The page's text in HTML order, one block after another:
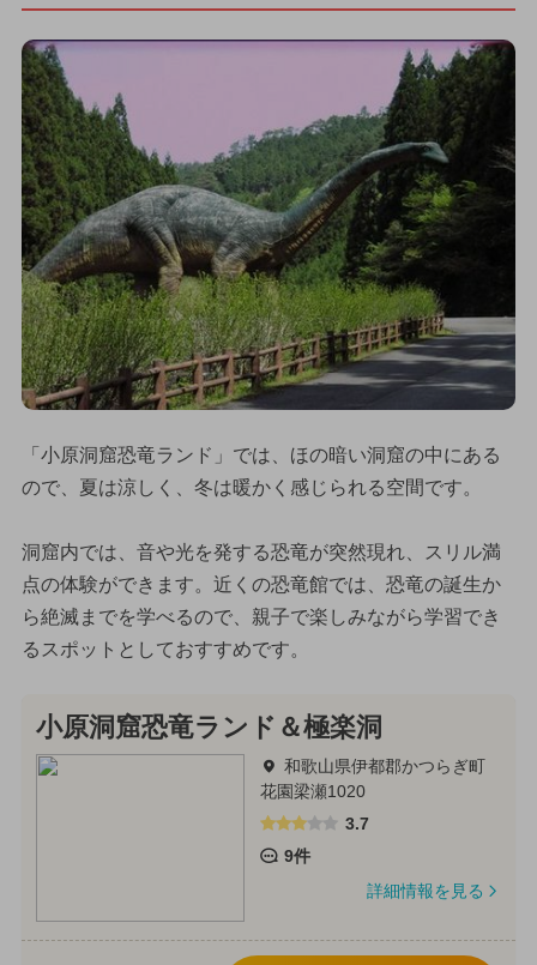
「小原洞窟恐竜ランド」では、ほの暗い洞窟の中にある
ので、夏は涼しく、冬は暖かく感じられる空間です。
洞窟内では、音や光を発する恐竜が突然現れ、スリル満
点の体験ができます。近くの恐竜館では、恐竜の誕生か
ら絶滅までを学べるので、親子で楽しみながら学習でき
るスポットとしておすすめです。
小原洞窟恐竜ランド＆極楽洞
和歌山県伊都郡かつらぎ町
花園梁瀬1020
3.7
9件
詳細情報を見る